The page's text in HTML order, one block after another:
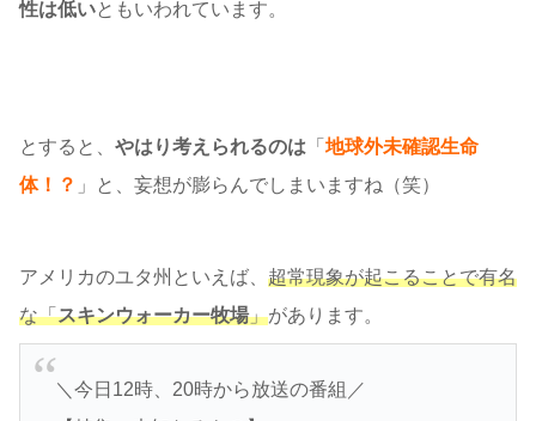
性は低いともいわれています。
とすると、 やはり考えられるのは 「 地球外未確認生命
体！？ 」と、妄想が膨らんでしまいますね（笑）
アメリカのユタ州といえば、 超常現象が起こることで有名
な「スキンウォーカー牧場」があります。
＼今日12時、20時から放送の番組／